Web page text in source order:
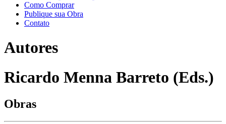
Como Comprar
Publique sua Obra
Contato
Autores
Ricardo Menna Barreto (Eds.)
Obras